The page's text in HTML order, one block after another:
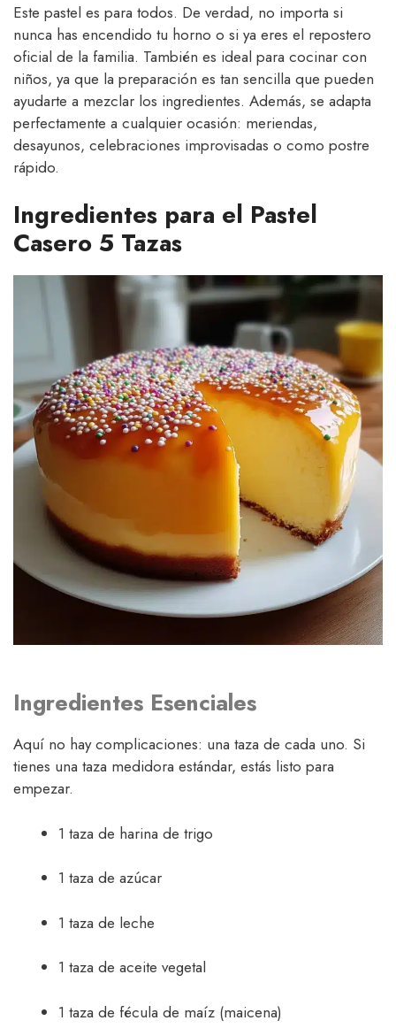
Este pastel es para todos. De verdad, no importa si
nunca has encendido tu horno o si ya eres el repostero
oficial de la familia. También es ideal para cocinar con
niños, ya que la preparación es tan sencilla que pueden
ayudarte a mezclar los ingredientes. Además, se adapta
perfectamente a cualquier ocasión: meriendas,
desayunos, celebraciones improvisadas o como postre
rápido.
Ingredientes para el Pastel
Casero 5 Tazas
Ingredientes Esenciales
Aquí no hay complicaciones: una taza de cada uno. Si
tienes una taza medidora estándar, estás listo para
empezar.
1 taza de harina de trigo
1 taza de azúcar
1 taza de leche
1 taza de aceite vegetal
1 taza de fécula de maíz (maicena)